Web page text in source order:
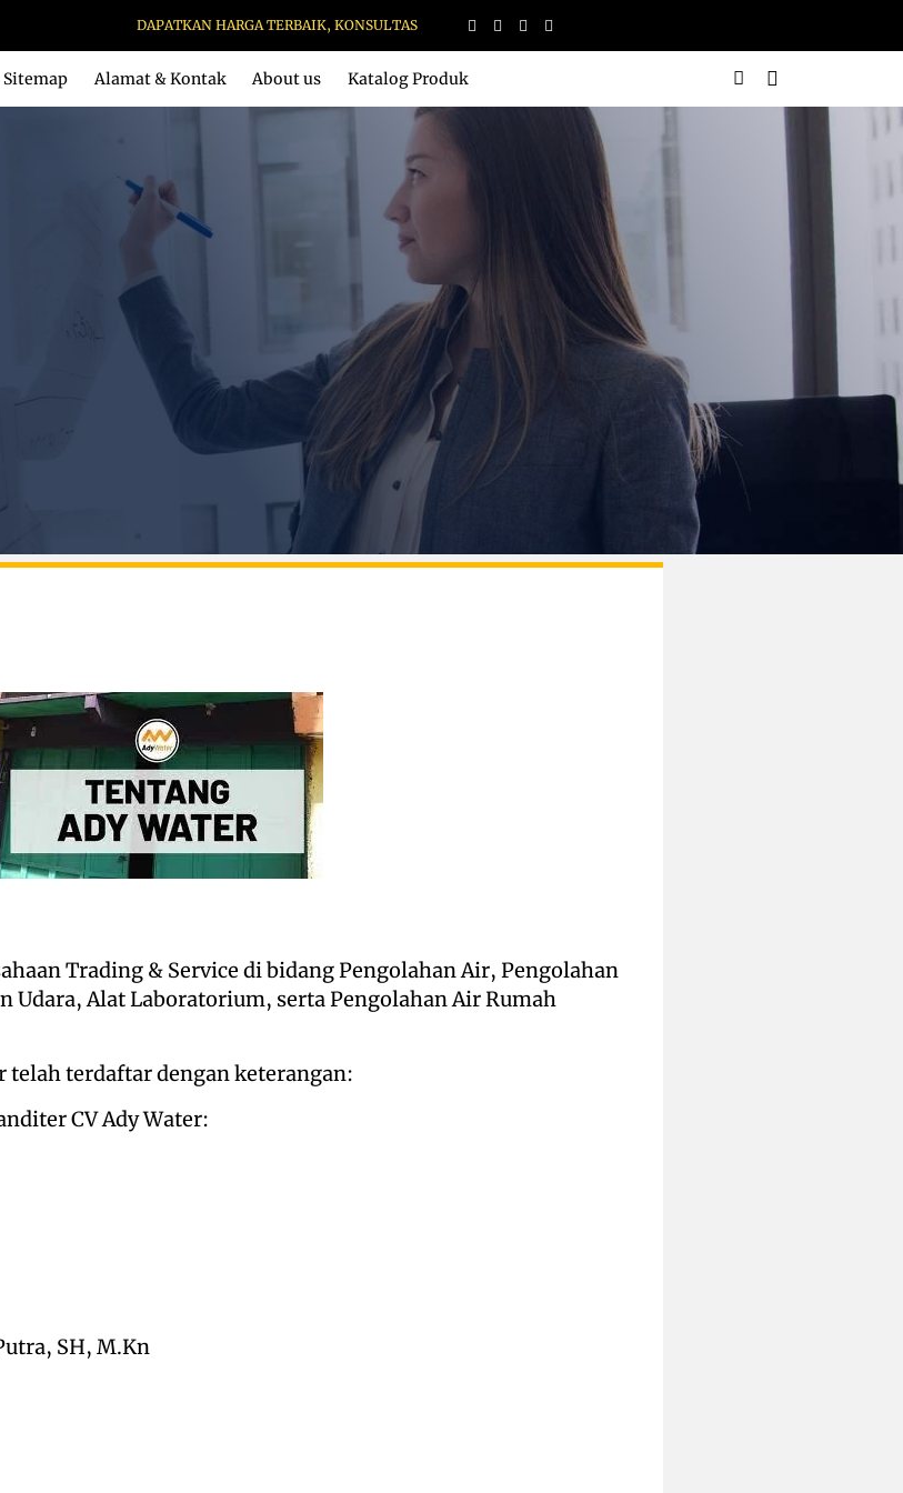
DAPATKAN HARGA TERBAIK, KONSULTASI TERBAIK & KEAMANAN PRODUK DI SINI
Sitemap Alamat & Kontak About us Katalog Produk
Trading & Service di bidang Pengolahan Air, Pengolahan
Udara, Alat Laboratorium, serta Pengolahan Air Rumah
telah terdaftar dengan keterangan:
CV Ady Water:
SH, M.Kn